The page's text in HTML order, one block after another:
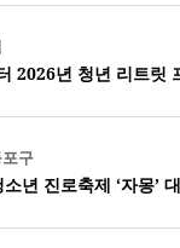
2026년 청년 리트릿
구
년 진로축제 ‘자몽’